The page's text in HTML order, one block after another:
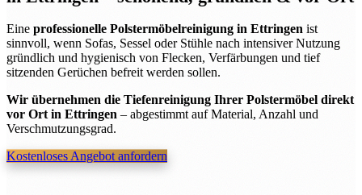
Eine professionelle Polstermöbelreinigung in Ettringen ist
sinnvoll, wenn Sofas, Sessel oder Stühle nach intensiver Nutzung
gründlich und hygienisch von Flecken, Verfärbungen und tief
sitzenden Gerüchen befreit werden sollen.
Wir übernehmen die Tiefenreinigung Ihrer Polstermöbel direkt
vor Ort in Ettringen – abgestimmt auf Material, Anzahl und
Verschmutzungsgrad.
Kostenloses Angebot anfordern